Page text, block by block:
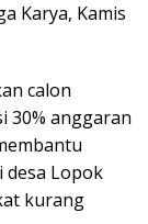
Karya, Kamis
calon
30% anggaran
desa Lopok
kurang